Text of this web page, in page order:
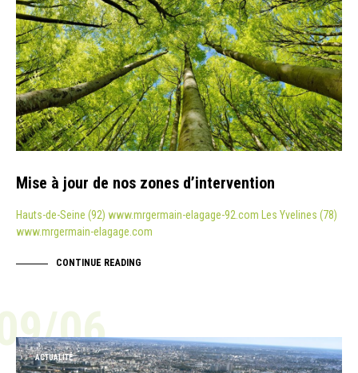
Mise à jour de nos zones d’intervention
Hauts-de-Seine (92) www.mrgermain-elagage-92.com Les Yvelines (78)
www.mrgermain-elagage.com
CONTINUE READING
06
ACTUALITÉ